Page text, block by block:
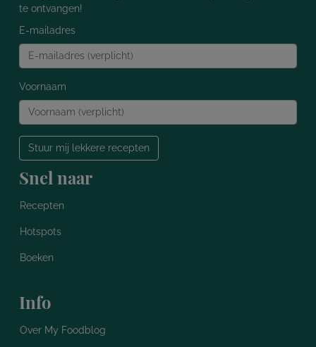
te ontvangen!
E-mailadres
Voornaam
Stuur mij lekkere recepten
Snel naar
Recepten
Hotspots
Boeken
Info
Over My Foodblog